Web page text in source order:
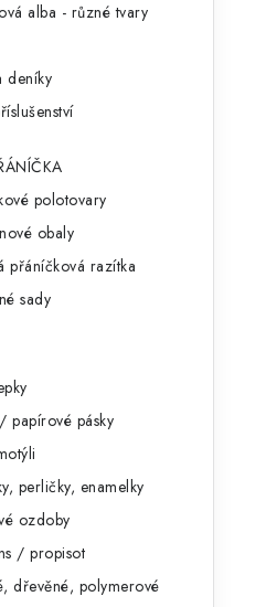
alba - různé tvary
deníky
polotovary
obaly
přáníčková razítka
sady
papírové pásky
perličky, enamelky
ozdoby
/ propisot
dřevěné, polymerové